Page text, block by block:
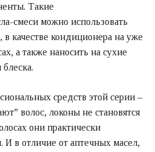
Такие
смеси можно использовать
качестве кондиционера на уже
а также наносить на сухие
средств этой серии –
волос, локоны не становятся
они практически
в отличие от аптечных масел,